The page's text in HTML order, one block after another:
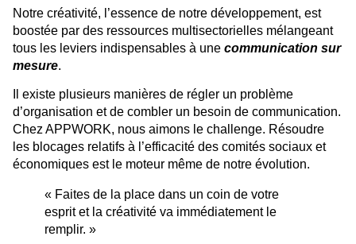
Notre créativité, l’essence de notre développement, est
boostée par des ressources multisectorielles mélangeant
tous les leviers indispensables à une communication sur
mesure.
Il existe plusieurs manières de régler un problème
d’organisation et de combler un besoin de communication.
Chez APPWORK, nous aimons le challenge. Résoudre
les blocages relatifs à l’efficacité des comités sociaux et
économiques est le moteur même de notre évolution.
« Faites de la place dans un coin de votre
esprit et la créativité va immédiatement le
remplir. »